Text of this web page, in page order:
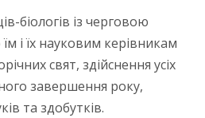
біологів із черговою
і їх науковим керівникам
свят, здійснення усіх
завершення року,
та здобутків.